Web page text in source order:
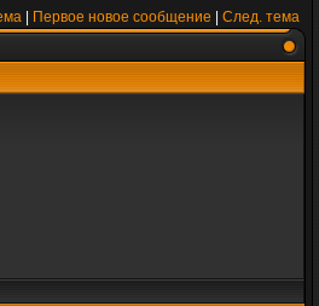
Первое новое сообщение
След. тема